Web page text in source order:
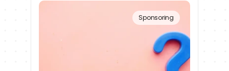
Sponsoring